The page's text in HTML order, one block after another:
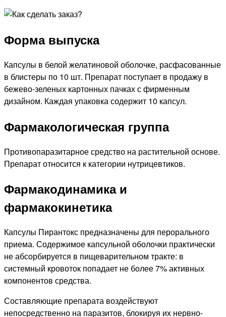
Форма выпуска
Капсулы в белой желатиновой оболочке, расфасованные
в блистеры по 10 шт. Препарат поступает в продажу в
бежево-зеленых картонных пачках с фирменным
дизайном. Каждая упаковка содержит 10 капсул.
Фармакологическая группа
Противопаразитарное средство на растительной основе.
Препарат относится к категории нутрицевтиков.
Фармакодинамика и
фармакокинетика
Капсулы Пирантокс предназначены для перорального
приема. Содержимое капсульной оболочки практически
не абсорбируется в пищеварительном тракте: в
системный кровоток попадает не более 7% активных
компонентов средства.
Составляющие препарата воздействуют
непосредственно на паразитов, блокируя их нервно-